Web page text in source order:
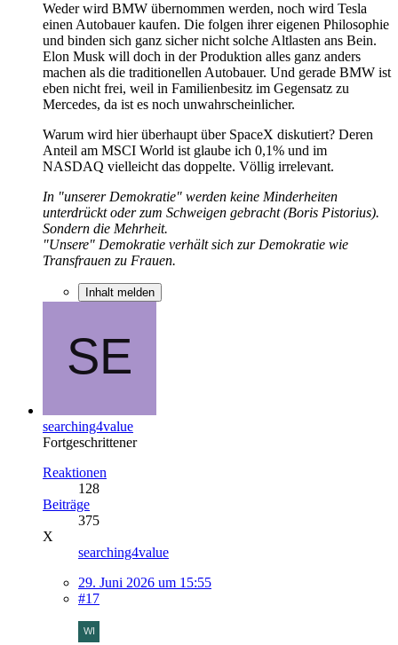
Weder wird BMW übernommen werden, noch wird Tesla
einen Autobauer kaufen. Die folgen ihrer eigenen Philosophie
und binden sich ganz sicher nicht solche Altlasten ans Bein.
Elon Musk will doch in der Produktion alles ganz anders
machen als die traditionellen Autobauer. Und gerade BMW ist
eben nicht frei, weil in Familienbesitz im Gegensatz zu
Mercedes, da ist es noch unwahrscheinlicher.
Warum wird hier überhaupt über SpaceX diskutiert? Deren
Anteil am MSCI World ist glaube ich 0,1% und im
NASDAQ vielleicht das doppelte. Völlig irrelevant.
In "unserer Demokratie" werden keine Minderheiten
unterdrückt oder zum Schweigen gebracht (Boris Pistorius).
Sondern die Mehrheit.
"Unsere" Demokratie verhält sich zur Demokratie wie
Transfrauen zu Frauen.
Inhalt melden
searching4value
Fortgeschrittener
Reaktionen
128
Beiträge
375
X
searching4value
29. Juni 2026 um 15:55
#17